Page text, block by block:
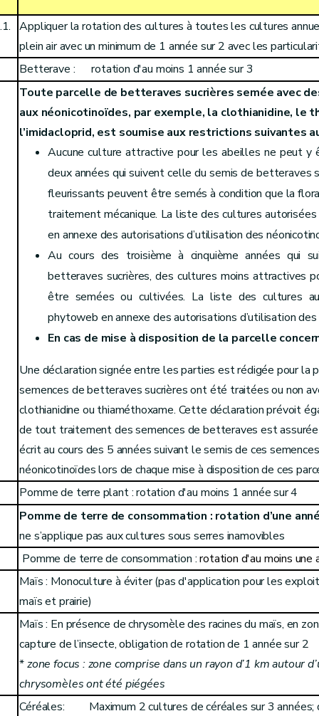
Appliquer la rotation des cultures à toutes les cultures
plein air avec un minimum de 1 année sur 2 avec les
Betterave : rotation d'au moins 1 année sur 3
Toute parcelle de betteraves sucrières semée avec
aux néonicotinoïdes, par exemple, la clothianidine, le
l’imidacloprid, est soumise aux restrictions suivantes
Aucune culture attractive pour les abeilles ne peut y
deux années qui suivent celle du semis de betteraves
fleurissants peuvent être semés à condition que la
traitement mécanique. La liste des cultures
en annexe des autorisations d’utilisation des
Au cours des troisième à cinquième années qui
betteraves sucrières, des cultures moins attractives
être semées ou cultivées. La liste des cultures
phytoweb en annexe des autorisations d’utilisation
En cas de mise à disposition de la parcelle
Une déclaration signée entre les parties est rédigée pour la
semences de betteraves sucrières ont été traitées ou non
clothianidine ou thiaméthoxame. Cette déclaration prévoit
de tout traitement des semences de betteraves est assurée
écrit au cours des 5 années suivant le semis de ces
néonicotinoïdes lors de chaque mise à disposition de ces
Pomme de terre plant : rotation d'au moins 1 année sur 4
Pomme de terre de consommation : rotation d’une
ne s’applique pas aux cultures sous serres inamovibles
Pomme de terre de consommation :rotation d'au moins une
Maïs : Monoculture à éviter (pas d'application pour les
maïs et prairie)
Maïs : En présence de chrysomèle des racines du maïs, en
capture de l’insecte, obligation de rotation de 1 année sur 2
*zone focus : zone comprise dans un rayon d’1 km autour
chrysomèles ont été piégées
Céréales: Maximum 2 cultures de céréales sur 3 années;